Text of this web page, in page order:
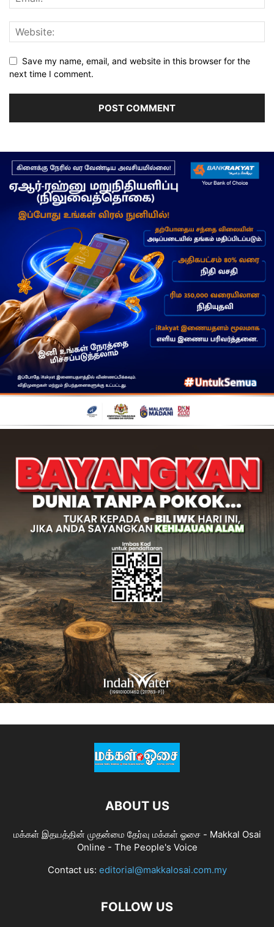
Save my name, email, and website in this browser for the
next time I comment.
ABOUT US
மக்கள் இதயத்தின் முதன்மை தேர்வு மக்கள் ஓசை - Makkal Osai
Online - The People's Voice
Contact us: editorial@makkalosai.com.my
FOLLOW US